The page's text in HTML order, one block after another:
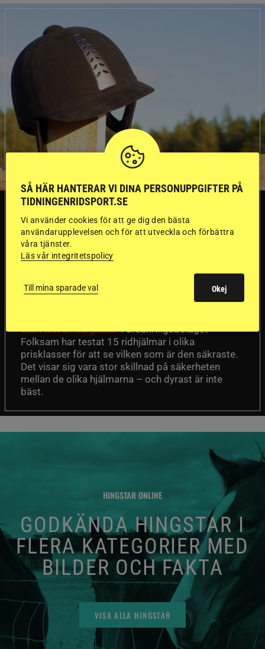
SVERIGE
Dyraste
ridhjälmarna blev
sämst i test
Stort test av ridhjälmarFörsäkringsbolaget
Folksam har testat 15 ridhjälmar i olika
prisklasser för att se vilken som är den säkraste.
Det visar sig vara stor skillnad på säkerheten
mellan de olika hjälmarna – och dyrast är inte
bäst.
HINGSTAR ONLINE
GODKÄNDA HINGSTAR I
FLERA KATEGORIER MED
BILDER OCH FAKTA
VISA ALLA HINGSTAR
SÅ HÄR HANTERAR VI DINA PERSONUPPGIFTER PÅ
TIDNINGENRIDSPORT.SE
Vi använder cookies för att ge dig den bästa
användarupplevelsen och för att utveckla och förbättra
våra tjänster.
Läs vår integritetspolicy
Till mina sparade val Okej